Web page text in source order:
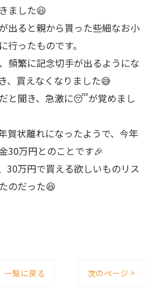
ました😃
出ると親から貰った些細なお小
行ったものです。
頻繁に記念切手が出るようにな
、買えなくなりました😅
と聞き、急激に😴が覚めまし
賀状離れになったようで、今年
30万円とのことです🎉
30万円で買える欲しいものリス
のだった😆
一覧に戻る 次のページ >